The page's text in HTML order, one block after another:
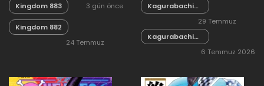
Kingdom 883 3 gün önce
Kingdom 882
24 Temmuz
Kagurabachi
126
29 Temmuz
2026
Kagurabachi
125
6 Temmuz 2026